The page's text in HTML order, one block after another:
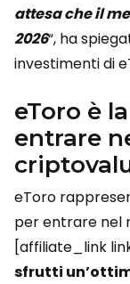
attesa che il
2026“, ha
investimenti di
eToro è
entrare
eToro
per entrare nel
[affiliate_link
sfrutti